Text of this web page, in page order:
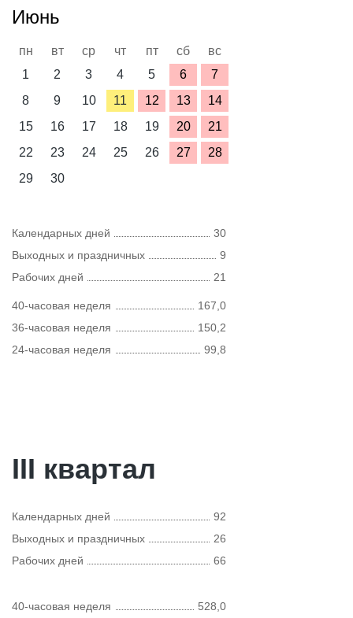
Июнь
пн вт ср чт пт сб
вс
1
2 3 4 5 6
7
8
9 10 11 12 13
14
15
16 17 18 19 20
21
22
23 24 25 26 27
28
29
30
Календарных дней
30
Выходных и праздничных
9
Рабочих дней
21
40-часовая неделя
167,0
36-часовая неделя
150,2
24-часовая неделя
99,8
III квартал
Календарных дней
92
Выходных и праздничных
26
Рабочих дней
66
40-часовая неделя 528,0